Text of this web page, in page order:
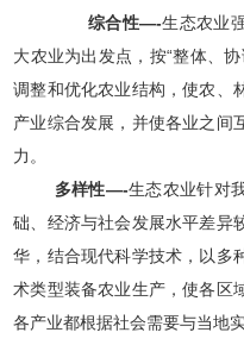
综合性—-生态农业
大农业为出发点，按“整体、
调整和优化农业结构，使农、
产业综合发展，并使各业之间
力。
多样性—-生态农业针对
础、经济与社会发展水平差异
华，结合现代科学技术，以多
术类型装备农业生产，使各区
各产业都根据社会需要与当地